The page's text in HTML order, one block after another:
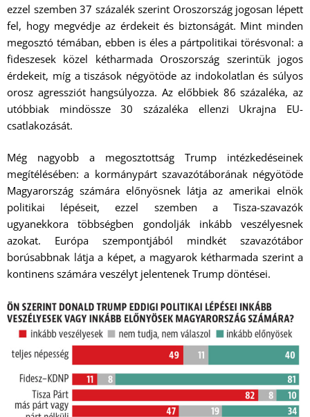
ezzel szemben 37 százalék szerint Oroszország jogosan lépett
fel, hogy megvédje az érdekeit és biztonságát. Mint minden
megosztó témában, ebben is éles a pártpolitikai törésvonal: a
fideszesek közel kétharmada Oroszország szerintük jogos
érdekeit, míg a tiszások négyötöde az indokolatlan és súlyos
orosz agressziót hangsúlyozza. Az előbbiek 86 százaléka, az
utóbbiak mindössze 30 százaléka ellenzi Ukrajna EU-
csatlakozását.
Még nagyobb a megosztottság Trump intézkedéseinek
megítélésében: a kormánypárt szavazótáborának négyötöde
Magyarország számára előnyösnek látja az amerikai elnök
politikai lépéseit, ezzel szemben a Tisza-szavazók
ugyanekkora többségben gondolják inkább veszélyesnek
azokat. Európa szempontjából mindkét szavazótábor
borúsabbnak látja a képet, a magyarok kétharmada szerint a
kontinens számára veszélyt jelentenek Trump döntései.